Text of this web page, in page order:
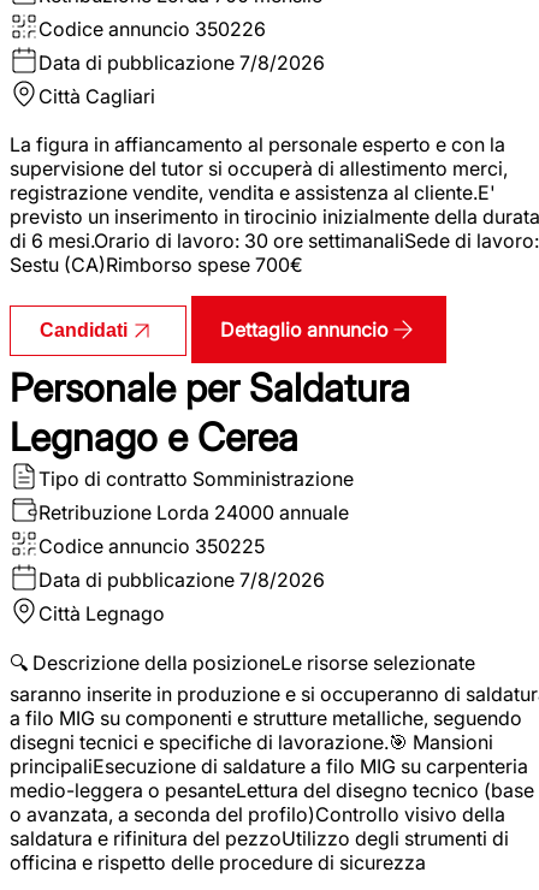
Codice annuncio 350226
Data di pubblicazione 7/8/2026
Città Cagliari
La figura in affiancamento al personale esperto e con la
supervisione del tutor si occuperà di allestimento merci,
registrazione vendite, vendita e assistenza al cliente.E'
previsto un inserimento in tirocinio inizialmente della durata
di 6 mesi.Orario di lavoro: 30 ore settimanaliSede di lavoro:
Sestu (CA)Rimborso spese 700€
Candidati Dettaglio annuncio
Personale per Saldatura
Legnago e Cerea
Tipo di contratto Somministrazione
Retribuzione Lorda 24000 annuale
Codice annuncio 350225
Data di pubblicazione 7/8/2026
Città Legnago
🔍 Descrizione della posizioneLe risorse selezionate
saranno inserite in produzione e si occuperanno di
a filo MIG su componenti e strutture metalliche, seguendo
disegni tecnici e specifiche di lavorazione.🎯 Mansioni
principaliEsecuzione di saldature a filo MIG su carpenteria
medio-leggera o pesanteLettura del disegno tecnico (base
o avanzata, a seconda del profilo)Controllo visivo della
saldatura e rifinitura del pezzoUtilizzo degli strumenti di
officina e rispetto delle procedure di sicurezza